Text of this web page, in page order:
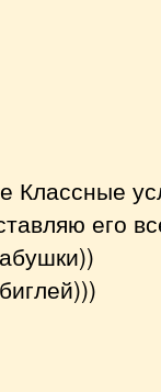
Классные
его